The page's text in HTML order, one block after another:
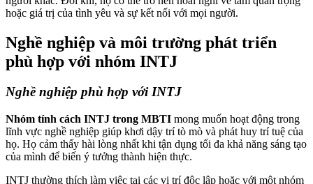
hoặc giá trị của tình yêu và sự kết nối với mọi người.
Nghề nghiệp và môi trường phát triển
phù hợp với nhóm INTJ
Nghề nghiệp phù hợp với INTJ
Nhóm tính cách INTJ trong MBTI mong muốn hoạt động trong
lĩnh vực nghề nghiệp giúp khơi dậy trí tò mò và phát huy trí tuệ của
họ. Họ cảm thấy hài lòng nhất khi tận dụng tối đa khả năng sáng tạo
của mình để biến ý tưởng thành hiện thực.
INTJ thường thích làm việc tại các vị trí độc lập hoặc với một nhóm